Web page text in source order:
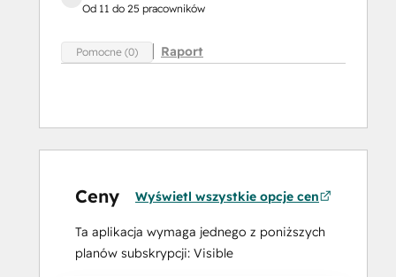
Od 11 do 25 pracowników
Pomocne (0) Raport
Ceny Wyświetl wszystkie opcje cen
Ta aplikacja wymaga jednego z poniższych
planów subskrypcji: Visible